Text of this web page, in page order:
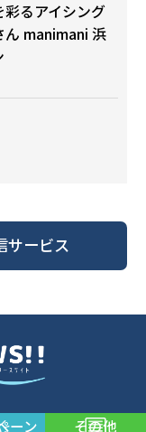
るアイシング
ん manimani 浜
サービス
ーン その他